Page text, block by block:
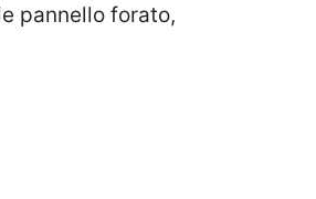
pannello forato,